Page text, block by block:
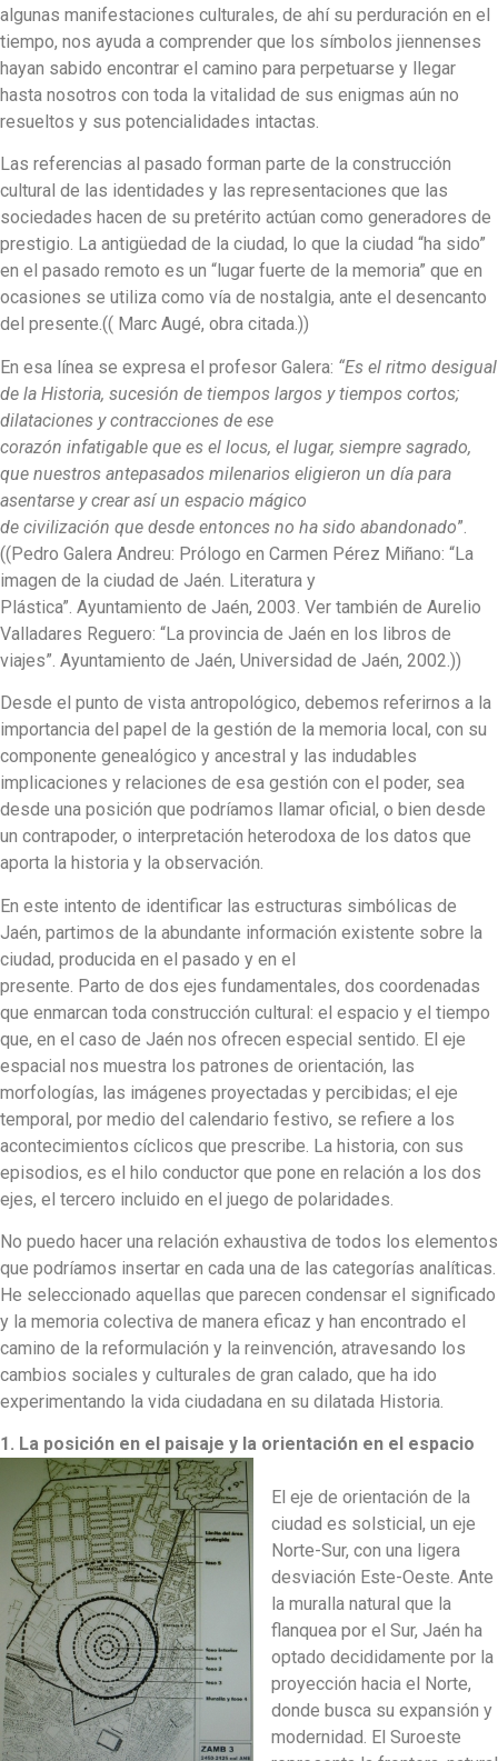
algunas manifestaciones culturales, de ahí su perduración en el
tiempo, nos ayuda a comprender que los símbolos jiennenses
hayan sabido encontrar el camino para perpetuarse y llegar
hasta nosotros con toda la vitalidad de sus enigmas aún no
resueltos y sus potencialidades intactas.
Las referencias al pasado forman parte de la construcción
cultural de las identidades y las representaciones que las
sociedades hacen de su pretérito actúan como generadores de
prestigio. La antigüedad de la ciudad, lo que la ciudad “ha sido”
en el pasado remoto es un “lugar fuerte de la memoria” que en
ocasiones se utiliza como vía de nostalgia, ante el desencanto
del presente.(( Marc Augé, obra citada.))
En esa línea se expresa el profesor Galera: “Es el ritmo desigual
de la Historia, sucesión de tiempos largos y tiempos cortos;
dilataciones y contracciones de ese
corazón infatigable que es el locus, el lugar, siempre sagrado,
que nuestros antepasados milenarios eligieron un día para
asentarse y crear así un espacio mágico
de civilización que desde entonces no ha sido abandonado”.
((Pedro Galera Andreu: Prólogo en Carmen Pérez Miñano: “La
imagen de la ciudad de Jaén. Literatura y
Plástica”. Ayuntamiento de Jaén, 2003. Ver también de Aurelio
Valladares Reguero: “La provincia de Jaén en los libros de
viajes”. Ayuntamiento de Jaén, Universidad de Jaén, 2002.))
Desde el punto de vista antropológico, debemos referirnos a la
importancia del papel de la gestión de la memoria local, con su
componente genealógico y ancestral y las indudables
implicaciones y relaciones de esa gestión con el poder, sea
desde una posición que podríamos llamar oficial, o bien desde
un contrapoder, o interpretación heterodoxa de los datos que
aporta la historia y la observación.
En este intento de identificar las estructuras simbólicas de
Jaén, partimos de la abundante información existente sobre la
ciudad, producida en el pasado y en el
presente. Parto de dos ejes fundamentales, dos coordenadas
que enmarcan toda construcción cultural: el espacio y el tiempo
que, en el caso de Jaén nos ofrecen especial sentido. El eje
espacial nos muestra los patrones de orientación, las
morfologías, las imágenes proyectadas y percibidas; el eje
temporal, por medio del calendario festivo, se refiere a los
acontecimientos cíclicos que prescribe. La historia, con sus
episodios, es el hilo conductor que pone en relación a los dos
ejes, el tercero incluido en el juego de polaridades.
No puedo hacer una relación exhaustiva de todos los elementos
que podríamos insertar en cada una de las categorías analíticas.
He seleccionado aquellas que parecen condensar el significado
y la memoria colectiva de manera eficaz y han encontrado el
camino de la reformulación y la reinvención, atravesando los
cambios sociales y culturales de gran calado, que ha ido
experimentando la vida ciudadana en su dilatada Historia.
1. La posición en el paisaje y la orientación en el espacio
El eje de orientación de la
ciudad es solsticial, un eje
Norte-Sur, con una ligera
desviación Este-Oeste. Ante
la muralla natural que la
flanquea por el Sur, Jaén ha
optado decididamente por la
proyección hacia el Norte,
donde busca su expansión y
modernidad. El Suroeste